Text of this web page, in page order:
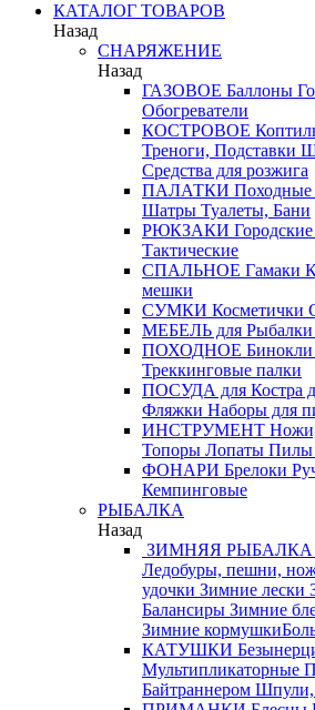
КАТАЛОГ ТОВАРОВ
Назад
СНАРЯЖЕНИЕ
Назад
ГАЗОВОЕ Баллоны
Обогреватели
КОСТРОВОЕ
Треноги, Подставки
Средства для розжига
ПАЛАТКИ Походные
Шатры Туалеты, Бани
РЮКЗАКИ Городские
Тактические
СПАЛЬНОЕ Гамаки
мешки
СУМКИ Косметички
МЕБЕЛЬ для
ПОХОДНОЕ Бинокли
Треккинговые палки
ПОСУДА для Костра
Фляжки Наборы для
ИНСТРУМЕНТ
Топоры Лопаты Пилы
ФОНАРИ Брелоки
Кемпинговые
РЫБАЛКА
Назад
ЗИМНЯЯ РЫБАЛКА
Ледобуры, пешни,
удочки Зимние лески
Балансиры Зимние
Зимние кормушки
КАТУШКИ
Мультипликаторные
Байтраннером Шпули,